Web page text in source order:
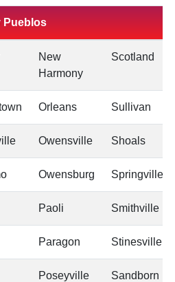
Pueblos
New
Harmony
Scotland
Orleans Sullivan
Owensville Shoals
Owensburg Springville
Paoli Smithville
Paragon Stinesville
Poseyville Sandborn